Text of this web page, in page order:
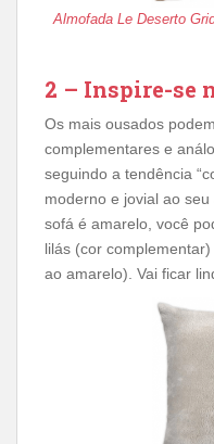
Almofada Le Deserto
2 – Inspire-se
Os mais ousados
complementares e
seguindo a tendência
moderno e jovial ao
sofá é amarelo, você
lilás (cor
ao amarelo). Vai ficar